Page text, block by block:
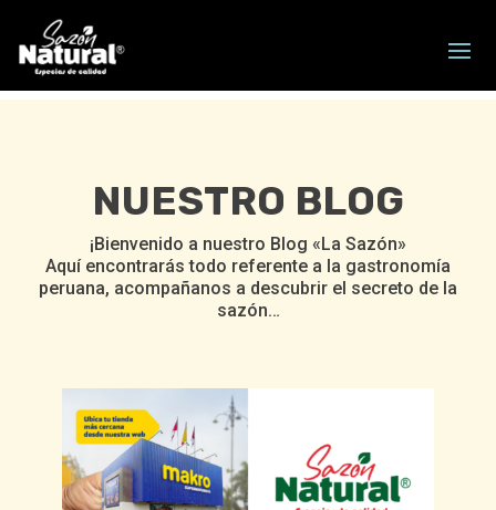
NUESTRO BLOG
¡Bienvenido a nuestro Blog «La Sazón»
Aquí encontrarás todo referente a la gastronomía
peruana, acompañanos a descubrir el secreto de la
sazón…